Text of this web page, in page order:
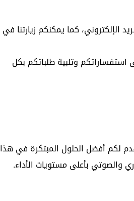
الإلكتروني، كما يمكنكم زيارتنا في
استفساراتكم وتلبية طلباتكم بكل
لكم أفضل الحلول المبتكرة في هذا
والصوتي بأعلى مستويات الأداء.